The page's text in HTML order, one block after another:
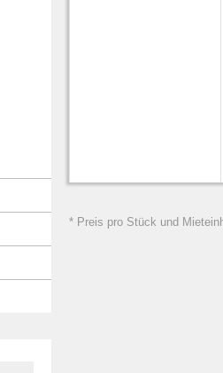
* Preis pro Stück und